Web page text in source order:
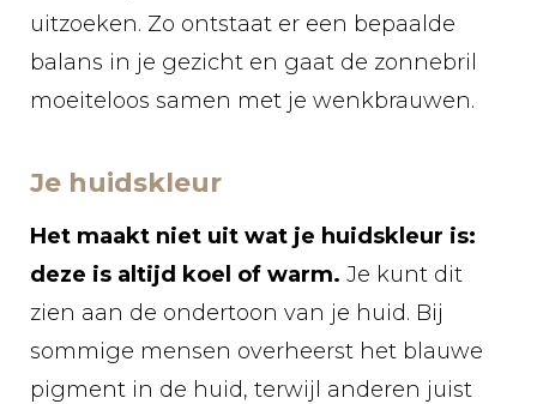
uitzoeken. Zo ontstaat er een bepaalde
balans in je gezicht en gaat de zonnebril
moeiteloos samen met je wenkbrauwen.
Je huidskleur
Het maakt niet uit wat je huidskleur is:
deze is altijd koel of warm. Je kunt dit
zien aan de ondertoon van je huid. Bij
sommige mensen overheerst het blauwe
pigment in de huid, terwijl anderen juist